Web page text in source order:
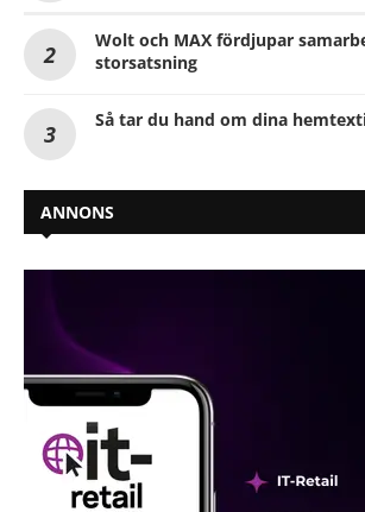
Wolt och MAX fördjupar
storsatsning
Så tar du hand om dina
ANNONS